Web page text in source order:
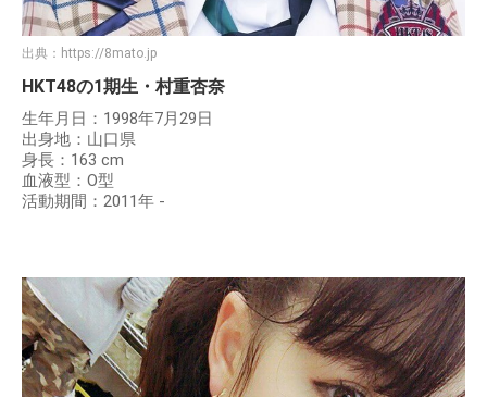
出典： https://8mato.jp
HKT48の1期生・村重杏奈
生年月日：1998年7月29日
出身地：山口県
身長：163 cm
血液型：O型
活動期間：2011年 -